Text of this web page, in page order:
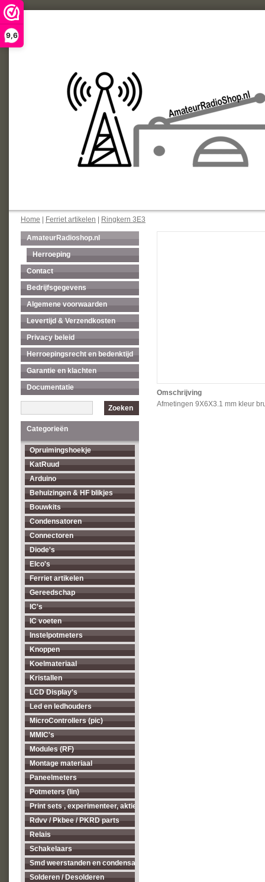
9,6
Home Ferriet artikelen Ringkern 3E3
AmateurRadioshop.nl
Herroeping
Contact
Bedrijfsgegevens
Algemene voorwaarden
Levertijd & Verzendkosten
Privacy beleid
Herroepingsrecht en bedenktijd
Garantie en klachten
Documentatie
Zoeken
Categorieën
Opruimingshoekje
KatRuud
Arduino
Behuizingen & HF blikjes
Bouwkits
Condensatoren
Connectoren
Diode's
Elco's
Ferriet artikelen
Gereedschap
IC's
IC voeten
Instelpotmeters
Knoppen
Koelmateriaal
Kristallen
LCD Display's
Led en ledhouders
MicroControllers (pic)
MMIC's
Modules (RF)
Montage materiaal
Paneelmeters
Potmeters (lin)
Print sets , experimenteer, aktieve antenne's enz...
Rdvv / Pkbee / PKRD parts
Relais
Schakelaars
Smd weerstanden en condensatoren
Solderen / Desolderen
Omschrijving
Afmetingen 9X6X3.1 mm kleur